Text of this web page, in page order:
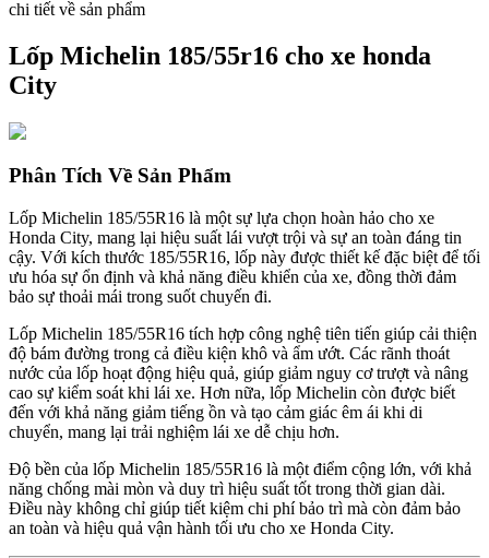
chi tiết về sản phẩm
Lốp Michelin 185/55r16 cho xe honda
City
Phân Tích Về Sản Phẩm
Lốp Michelin 185/55R16 là một sự lựa chọn hoàn hảo cho xe
Honda City, mang lại hiệu suất lái vượt trội và sự an toàn đáng tin
cậy. Với kích thước 185/55R16, lốp này được thiết kế đặc biệt để tối
ưu hóa sự ổn định và khả năng điều khiển của xe, đồng thời đảm
bảo sự thoải mái trong suốt chuyến đi.
Lốp Michelin 185/55R16 tích hợp công nghệ tiên tiến giúp cải thiện
độ bám đường trong cả điều kiện khô và ẩm ướt. Các rãnh thoát
nước của lốp hoạt động hiệu quả, giúp giảm nguy cơ trượt và nâng
cao sự kiểm soát khi lái xe. Hơn nữa, lốp Michelin còn được biết
đến với khả năng giảm tiếng ồn và tạo cảm giác êm ái khi di
chuyển, mang lại trải nghiệm lái xe dễ chịu hơn.
Độ bền của lốp Michelin 185/55R16 là một điểm cộng lớn, với khả
năng chống mài mòn và duy trì hiệu suất tốt trong thời gian dài.
Điều này không chỉ giúp tiết kiệm chi phí bảo trì mà còn đảm bảo
an toàn và hiệu quả vận hành tối ưu cho xe Honda City.